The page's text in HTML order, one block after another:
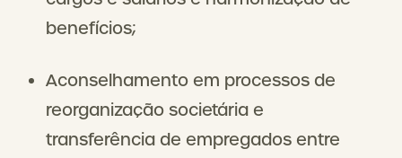
benefícios;
Aconselhamento em processos de
reorganização societária e
transferência de empregados entre